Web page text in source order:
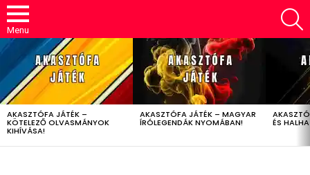
Menu
LATEST
STORIES
AKASZTÓFA JÁTÉK –
KÖTELEZŐ OLVASMÁNYOK
KIHÍVÁSA!
AKASZTÓFA JÁTÉK – MAGYAR
ÍRÓLEGENDÁK NYOMÁBAN! ÉS